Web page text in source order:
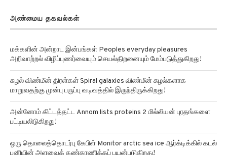
அண்மைய தகவல்கள்
மக்களின் அன்றாட இன்பங்கள் Peoples everyday pleasures
அறிவாற்றல் விழிப்புணர்வையும் செயல்திறனையும் மேம்படுத்துகிறது!
சுழல் விண்மீன் திரள்கள் Spiral galaxies விண்மீன் சுழல்களாக
மாறுவதற்கு முன்பு பருப்பு வடிவத்தில் இருந்திருக்கிறது!
அன்னோம் கிட்டத்தட்ட Annom lists proteins 2 மில்லியன் புரதங்களை
பட்டியலிடுகிறது!
ஒரு தொலைத்தொடர்பு கேபிள் Monitor arctic sea ice ஆர்க்டிக்கில் கடல்
பனியின் அளவைக் கண்காணிக்கப் பயன்படுகிறது!